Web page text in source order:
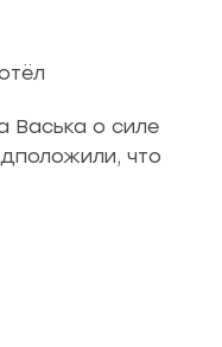
Васька о силе
что